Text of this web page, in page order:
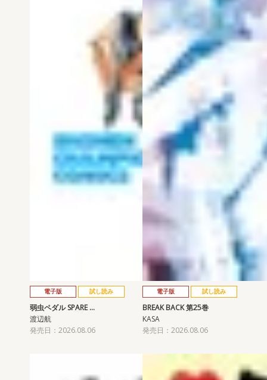
電子版 試し読み
弱虫ペダル SPARE …
渡辺航
発売日：2026.08.06
電子版 試し読み
BREAK BACK 第25巻
KASA
発売日：2026.08.06